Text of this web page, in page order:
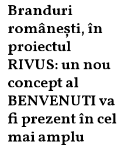
Branduri
românești, în
proiectul
RIVUS: un nou
concept al
BENVENUTI va
fi prezent în cel
mai amplu